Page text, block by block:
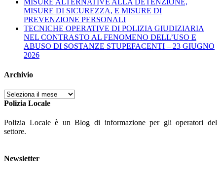
MISURE ALTERNATIVE ALLA DETENZIONE,
MISURE DI SICUREZZA, E MISURE DI
PREVENZIONE PERSONALI
TECNICHE OPERATIVE DI POLIZIA GIUDIZIARIA
NEL CONTRASTO AL FENOMENO DELL’USO E
ABUSO DI SOSTANZE STUPEFACENTI – 23 GIUGNO
2026
Archivio
Archivio
Polizia Locale
Polizia Locale è un Blog di informazione per gli operatori del
settore.
Newsletter